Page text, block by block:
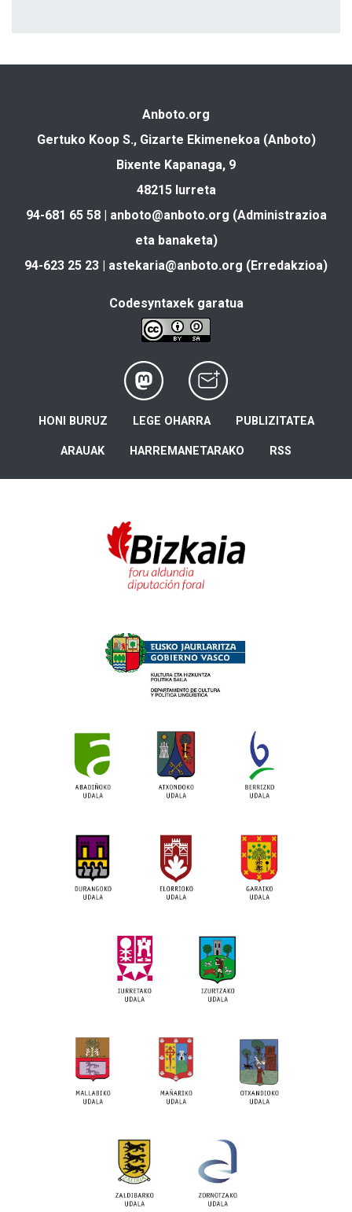
Anboto.org
Gertuko Koop S., Gizarte Ekimenekoa (Anboto)
Bixente Kapanaga, 9
48215 Iurreta
94-681 65 58 | anboto@anboto.org (Administrazioa
eta banaketa)
94-623 25 23 | astekaria@anboto.org (Erredakzioa)
Codesyntaxek garatua
HONI BURUZ LEGE OHARRA PUBLIZITATEA
ARAUAK HARREMANETARAKO RSS